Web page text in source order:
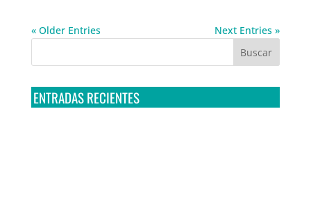
« Older Entries Next Entries »
ENTRADAS RECIENTES